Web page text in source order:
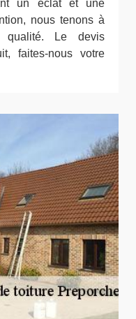
un éclat et une
nous tenons à
qualité. Le devis
faites-nous votre